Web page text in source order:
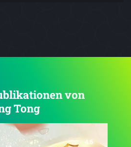
von
Tong